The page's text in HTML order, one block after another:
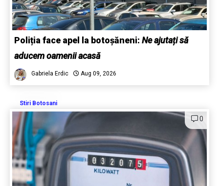
Poliția face apel la botoșăneni: Ne ajutați să
aducem oamenii acasă
Gabriela Erdic Aug 09, 2026
Stiri Botosani
0